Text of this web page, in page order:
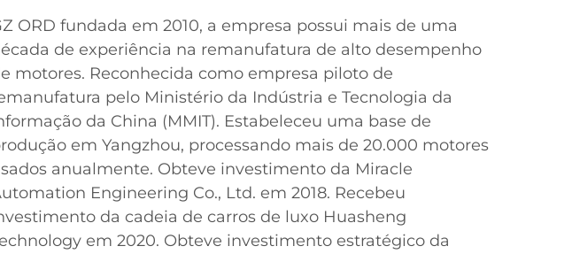
ORD fundada em 2010, a empresa possui mais de uma
de experiência na remanufatura de alto desempenho
motores. Reconhecida como empresa piloto de
pelo Ministério da Indústria e Tecnologia da
da China (MMIT). Estabeleceu uma base de
em Yangzhou, processando mais de 20.000 motores
anualmente. Obteve investimento da Miracle
Engineering Co., Ltd. em 2018. Recebeu
da cadeia de carros de luxo Huasheng
em 2020. Obteve investimento estratégico da